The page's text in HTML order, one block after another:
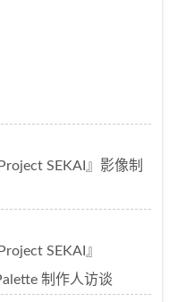
SEKAI』影像制
SEKAI』
制作人访谈